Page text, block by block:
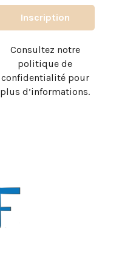
Consultez notre
politique de
confidentialité pour
plus d’informations.